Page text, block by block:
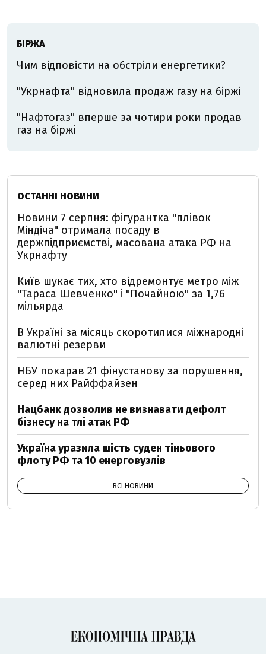
БІРЖА
Чим відповісти на обстріли енергетики?
"Укрнафта" відновила продаж газу на біржі
"Нафтогаз" вперше за чотири роки продав
газ на біржі
ОСТАННІ НОВИНИ
Новини 7 серпня: фігурантка "плівок
Міндіча" отримала посаду в
держпідприємстві, масована атака РФ на
Укрнафту
Київ шукає тих, хто відремонтує метро між
"Тараса Шевченко" і "Почайною" за 1,76
мільярда
В Україні за місяць скоротилися міжнародні
валютні резерви
НБУ покарав 21 фінустанову за порушення,
серед них Райффайзен
Нацбанк дозволив не визнавати дефолт
бізнесу на тлі атак РФ
Україна уразила шість суден тіньового
флоту РФ та 10 енерговузлів
ВСІ НОВИНИ